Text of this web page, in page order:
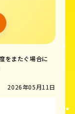
をまたぐ場合に
2026年05月11日